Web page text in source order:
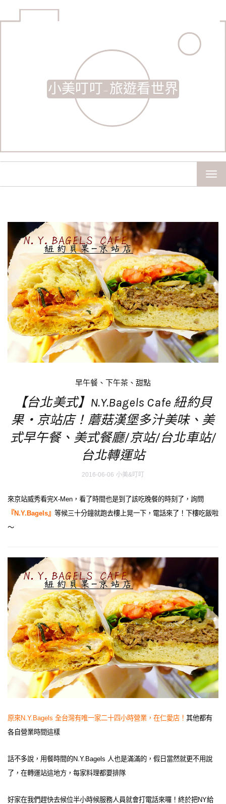
小美叮叮-旅遊看世界
早午餐、下午茶、甜點
【台北美式】N.Y.Bagels Cafe 紐約貝
果‧京站店！蘑菇漢堡多汁美味、美
式早午餐、美式餐廳/京站/台北車站/
台北轉運站
2016-06-06 小美&叮叮
來京站威秀看完X-Men，看了時間也是到了該吃晚餐的時刻了，詢問
『N.Y.Bagels』 等候三十分鐘就跑去樓上晃一下，電話來了！下樓吃飯啦
～
原來N.Y.Bagels 全台灣有唯一家二十四小時營業，在仁愛店！ 其他都有
各自營業時間這樣
話不多說，用餐時間的N.Y.Bagels 人也是滿滿的，假日當然就更不用說
了，在轉運站這地方，每家料理都要排隊
好家在我們趕快去候位半小時候服務人員就會打電話來囉！終於把NY給